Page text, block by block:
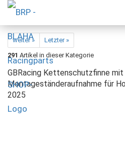
weiter »
Letzter »
291 Artikel in dieser Kategorie
GBRacing Kettenschutzfinne mit
Montageständeraufnahme für
2025